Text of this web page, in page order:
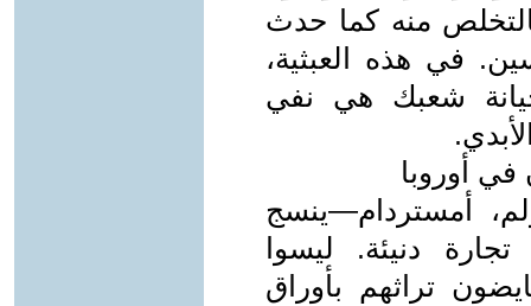
منه كما حدث
في هذه العبثية،
شعبك هي نفي
في أوروبا
أمستردام—ينسج
دنيئة. ليسوا
تراثهم بأوراق